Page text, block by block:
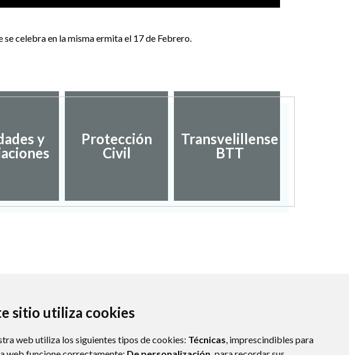
sitio utiliza cookies
web utiliza los siguientes tipos de cookies: Técnicas, imprescindibles para
celebra en la misma ermita el 17 de Febrero.
y
Protección
Civil
Transvelillense
BTT